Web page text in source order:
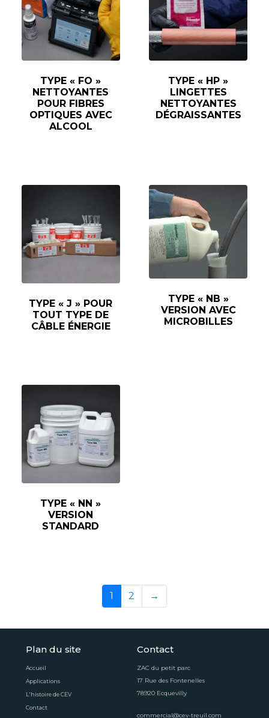
TYPE « FO »
NETTOYANTES
POUR FIBRES
OPTIQUES AVEC
ALCOOL
TYPE « HP »
LINGETTES
NETTOYANTES
DÉGRAISSANTES
TYPE « J » POUR
TOUT TYPE DE
CÂBLE ÉNERGIE
TYPE « NB »
VERSION AVEC
MICROBILLES
TYPE « NN »
VERSION
STANDARD
1 2 →
Plan du site
Accueil
Applications
L'histoire de CEV
Contact
Contact
ZAC du petit parc
17 Rue des Fontenelles
78920 Ecquevilly
commercial@cev-treuil.com